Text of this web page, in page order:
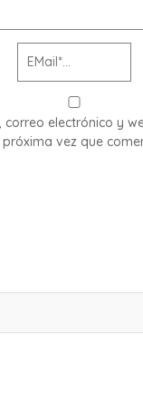
correo electrónico y
vez que